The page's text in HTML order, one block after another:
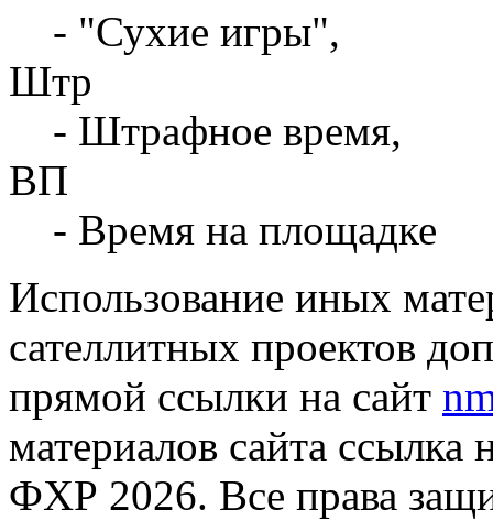
- "Сухие игры",
Штр
- Штрафное время,
ВП
- Время на площадке
Использование иных
сателлитных проектов
прямой ссылки на сайт
материалов сайта ссылка
ФХР 2026. Все права